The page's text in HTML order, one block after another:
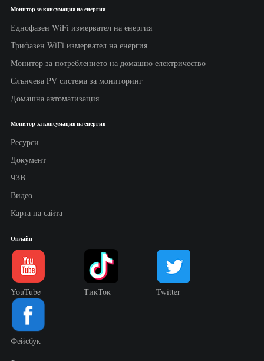
Монитор за консумация на енергия
Еднофазен WiFi измервател на енергия
Трифазен WiFi измервател на енергия
Монитор за потреблението на домашно електричество
Слънчева PV система за мониторинг
Домашна автоматизация
Монитор за консумация на енергия
Ресурси
Документ
ЧЗВ
Видео
Карта на сайта
Онлайн
YouTube ТикТок Twitter
Фейсбук